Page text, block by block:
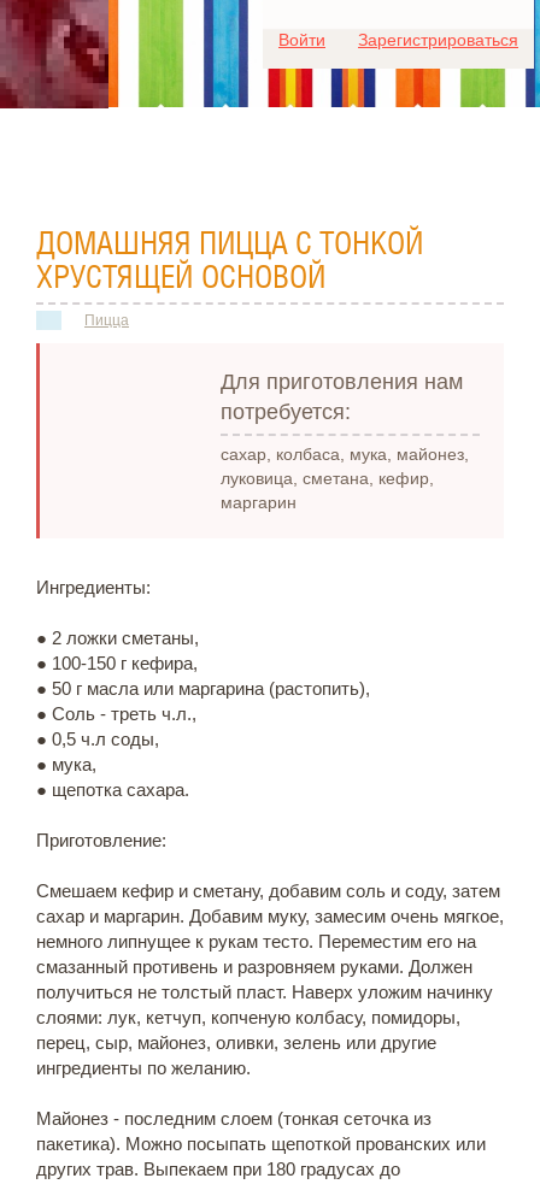
Войти Зарегистрироваться
ДОМАШНЯЯ ПИЦЦА С ТОНКОЙ
ХРУСТЯЩЕЙ ОСНОВОЙ
Пицца
Для приготовления нам
потребуется:
сахар, колбаса, мука, майонез,
луковица, сметана, кефир,
маргарин
Ингредиенты:
● 2 ложки сметаны,
● 100-150 г кефира,
● 50 г масла или маргарина (растопить),
● Соль - треть ч.л.,
● 0,5 ч.л соды,
● мука,
● щепотка сахара.
Приготовление:
Смешаем кефир и сметану, добавим соль и соду, затем
сахар и маргарин. Добавим муку, замесим очень мягкое,
немного липнущее к рукам тесто. Переместим его на
смазанный противень и разровняем руками. Должен
получиться не толстый пласт. Наверх уложим начинку
слоями: лук, кетчуп, копченую колбасу, помидоры,
перец, сыр, майонез, оливки, зелень или другие
ингредиенты по желанию.
Майонез - последним слоем (тонкая сеточка из
пакетика). Можно посыпать щепоткой прованских или
других трав. Выпекаем при 180 градусах до
Для любых предложений по